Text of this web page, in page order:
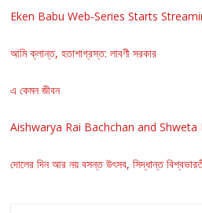
Eken Babu Web-Series Starts
আমি ক্লান্ত, হতাশাগ্রস্ত: লাবণী সরকার
এ কেমন জীবন
Aishwarya Rai Bachchan and Shweta
দোলের দিন আর নয় বসন্ত উৎসব, সিদ্ধান্ত